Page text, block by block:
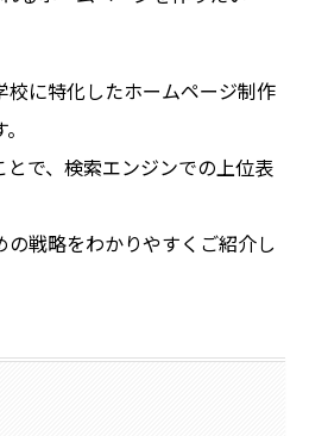
に特化したホームページ制作
とで、検索エンジンでの上位表
の戦略をわかりやすくご紹介し